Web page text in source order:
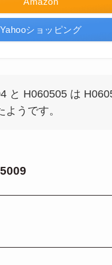
Yahooショッピング
と H060505 は
ようです。